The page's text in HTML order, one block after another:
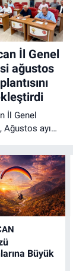
İl Genel
ağustos
İl Genel
Ağustos ayı
Cavit Şireci
gündem
Büyük